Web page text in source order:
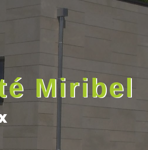
Miribel